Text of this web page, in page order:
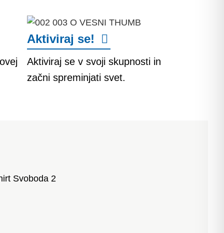
Aktiviraj se!
Aktiviraj se v svoji skupnosti in
začni spreminjati svet.